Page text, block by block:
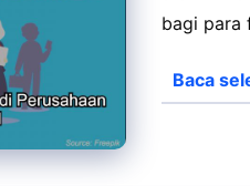
bagi para
Baca